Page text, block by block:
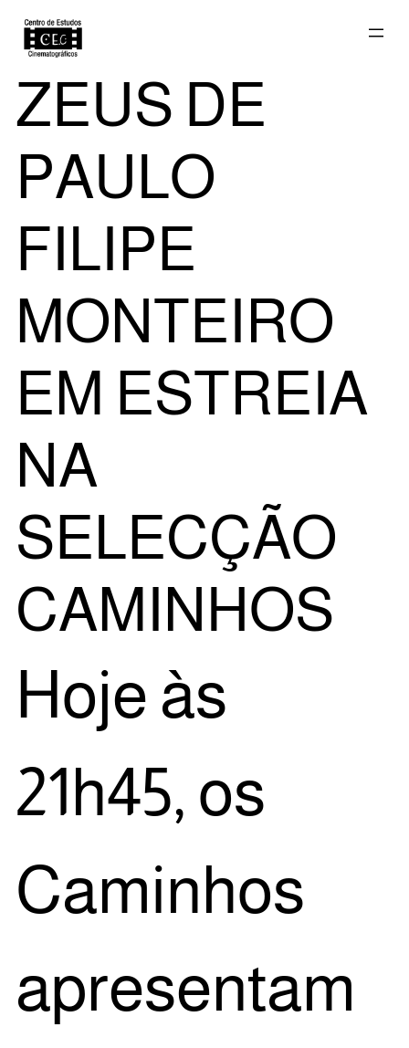
Saltar
para
o
conteúdo
ZEUS DE
PAULO
FILIPE
MONTEIRO
EM ESTREIA
NA
SELECÇÃO
CAMINHOS
Hoje às
21h45, os
Cami­nhos
apre­sen­tam